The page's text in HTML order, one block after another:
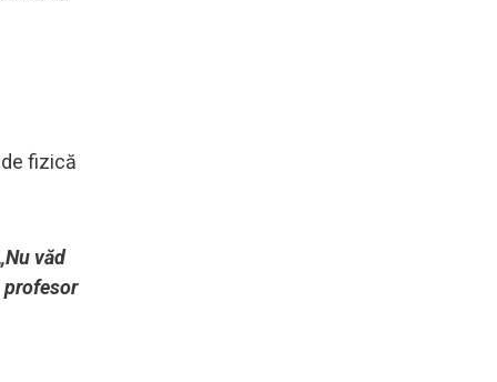
fizică
văd
profesor